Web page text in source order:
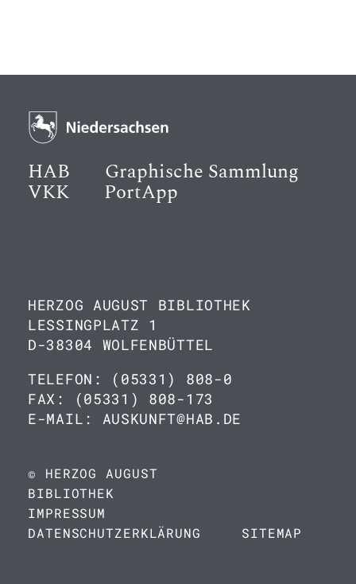
HAB Graphische Sammlung
VKK PortApp
HERZOG AUGUST BIBLIOTHEK
LESSINGPLATZ 1
D-38304 WOLFENBÜTTEL
TELEFON: (05331) 808-0
FAX: (05331) 808-173
E-MAIL: AUSKUNFT@HAB.DE
© HERZOG AUGUST
BIBLIOTHEK
IMPRESSUM
DATENSCHUTZERKLÄRUNG
SITEMAP